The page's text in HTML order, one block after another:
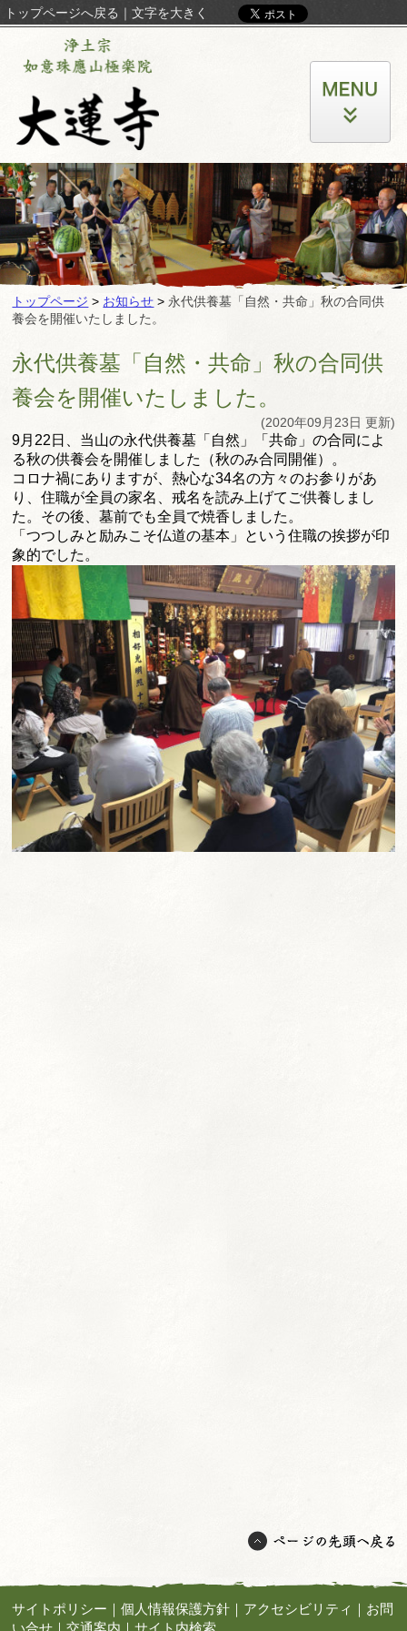
トップページへ戻る ｜ 文字を大きく
トップページ > お知らせ > 永代供養墓「自然・共命」秋の合同供
養会を開催いたしました。
永代供養墓「自然・共命」秋の合同供
養会を開催いたしました。
(2020年09月23日 更新)
9月22日、当山の永代供養墓「自然」「共命」の合同によ
る秋の供養会を開催しました（秋のみ合同開催）。
コロナ禍にありますが、熱心な34名の方々のお参りがあ
り、住職が全員の家名、戒名を読み上げてご供養しまし
た。その後、墓前でも全員で焼香しました。
「つつしみと励みこそ仏道の基本」 という住職の挨拶が印
象的でした。
サイトポリシー ｜個人情報保護方針 ｜ アクセシビリティ ｜ お問
い合せ ｜交通案内 ｜サイト内検索